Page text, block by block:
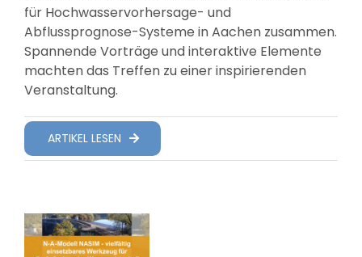
für Hochwasservorhersage- und
Abflussprognose-Systeme in Aachen zusammen.
Spannende Vorträge und interaktive Elemente
machten das Treffen zu einer inspirierenden
Veranstaltung.
ARTIKEL LESEN